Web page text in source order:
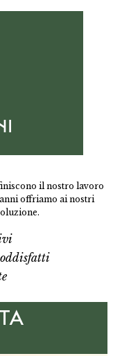
il nostro lavoro
offriamo ai nostri